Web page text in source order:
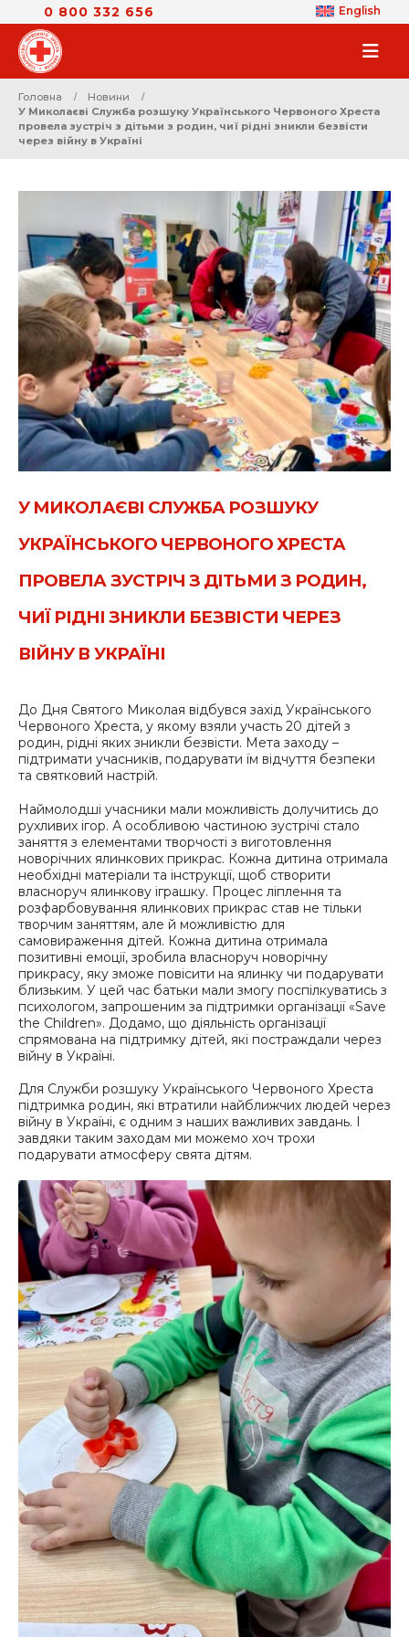
0 800 332 656 English
Головна
Новини
У Миколаєві Служба розшуку Українського Червоного Хреста
провела зустріч з дітьми з родин, чиї рідні зникли безвісти
через війну в Україні
У МИКОЛАЄВІ СЛУЖБА РОЗШУКУ
УКРАЇНСЬКОГО ЧЕРВОНОГО ХРЕСТА
ПРОВЕЛА ЗУСТРІЧ З ДІТЬМИ З РОДИН,
ЧИЇ РІДНІ ЗНИКЛИ БЕЗВІСТИ ЧЕРЕЗ
ВІЙНУ В УКРАЇНІ
До Дня Святого Миколая відбувся захід Українського
Червоного Хреста, у якому взяли участь 20 дітей з
родин, рідні яких зникли безвісти. Мета заходу –
підтримати учасників, подарувати їм відчуття безпеки
та святковий настрій.
Наймолодші учасники мали можливість долучитись до
рухливих ігор. А особливою частиною зустрічі стало
заняття з елементами творчості з виготовлення
новорічних ялинкових прикрас. Кожна дитина отримала
необхідні матеріали та інструкції, щоб створити
власноруч ялинкову іграшку. Процес ліплення та
розфарбовування ялинкових прикрас став не тільки
творчим заняттям, але й можливістю для
самовираження дітей. Кожна дитина отримала
позитивні емоції, зробила власноруч новорічну
прикрасу, яку зможе повісити на ялинку чи подарувати
близьким. У цей час батьки мали змогу поспілкуватись з
психологом, запрошеним за підтримки організації «Save
the Children». Додамо, що діяльність організації
спрямована на підтримку дітей, які постраждали через
війну в Україні.
Для Служби розшуку Українського Червоного Хреста
підтримка родин, які втратили найближчих людей через
війну в Україні, є одним з наших важливих завдань. І
завдяки таким заходам ми можемо хоч трохи
подарувати атмосферу свята дітям.